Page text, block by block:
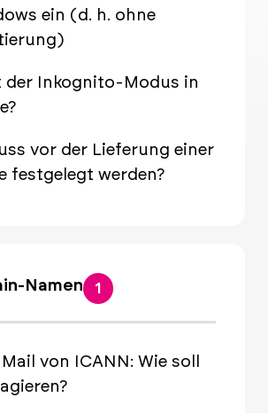
ein (d. h. ohne
der Inkognito-Modus in
vor der Lieferung einer
festgelegt werden?
Namen 1
von ICANN: Wie soll